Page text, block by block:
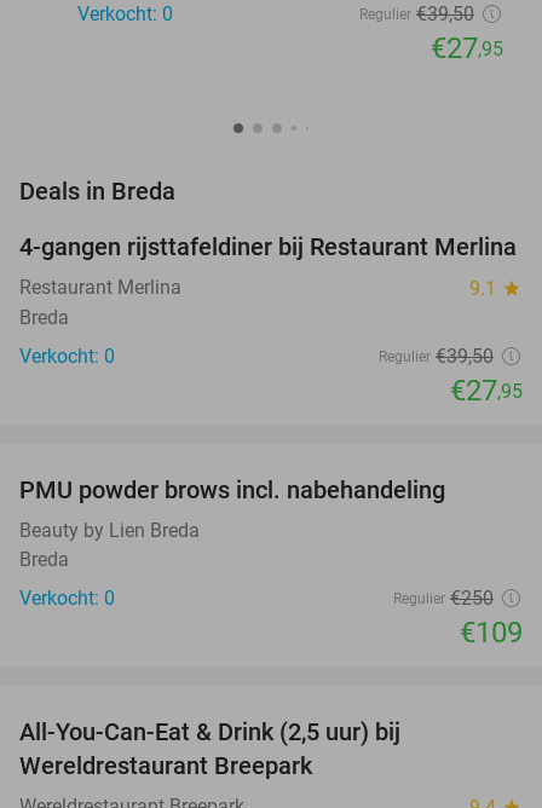
Verkocht: 0
Regulier €39,50
€27,95
Deals in Breda
29%
NEW
TODAY
4-gangen rijsttafeldiner bij Restaurant Merlina
Restaurant Merlina 9.1 star
Breda
Verkocht: 0
Regulier €39,50
€27,95
NEW
TODAY
PMU powder brows incl. nabehandeling
Beauty by Lien Breda
Breda
Verkocht: 0
Regulier €250
€109
All-You-Can-Eat & Drink (2,5 uur) bij
Wereldrestaurant Breepark